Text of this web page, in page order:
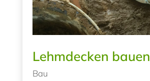
Lehmdecken bauen
Bau